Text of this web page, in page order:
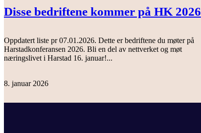
Disse bedriftene kommer på HK 2026
Oppdatert liste pr 07.01.2026. Dette er bedriftene du møter på
Harstadkonferansen 2026. Bli en del av nettverket og møt
næringslivet i Harstad 16. januar!...
8. januar 2026